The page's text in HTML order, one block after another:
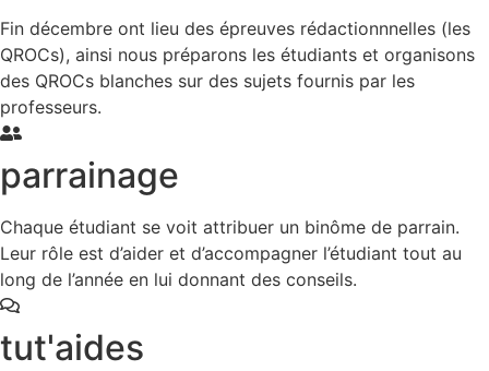
Fin décembre ont lieu des épreuves rédactionnnelles (les
QROCs), ainsi nous préparons les étudiants et organisons
des QROCs blanches sur des sujets fournis par les
professeurs.
parrainage
Chaque étudiant se voit attribuer un binôme de parrain.
Leur rôle est d’aider et d’accompagner l’étudiant tout au
long de l’année en lui donnant des conseils.
tut'aides